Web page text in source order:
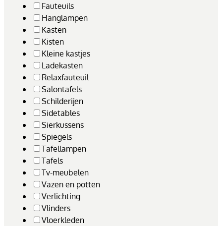
Fauteuils
Hanglampen
Kasten
Kisten
Kleine kastjes
Ladekasten
Relaxfauteuil
Salontafels
Schilderijen
Sidetables
Sierkussens
Spiegels
Tafellampen
Tafels
Tv-meubelen
Vazen en potten
Verlichting
Vlinders
Vloerkleden